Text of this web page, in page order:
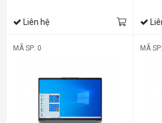
Liên hệ
MÃ SP: 0 MÃ